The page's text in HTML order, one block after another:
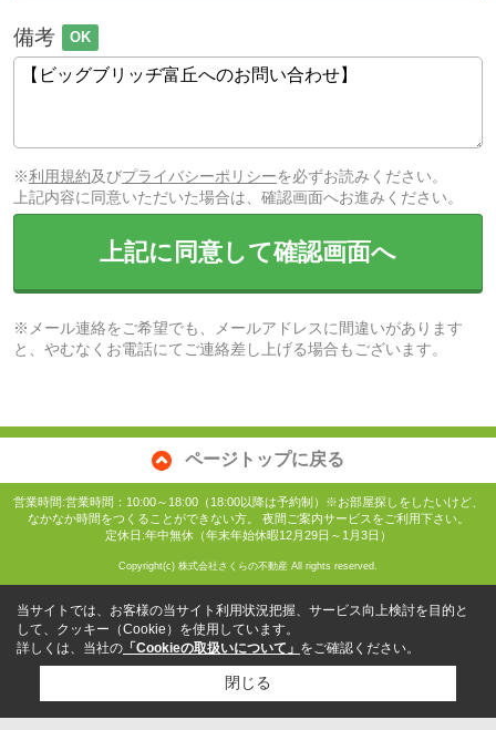
備考 OK
※利用規約及びプライバシーポリシーを必ずお読みください。
上記内容に同意いただいた場合は、確認画面へお進みください。
上記に同意して確認画面へ
※メール連絡をご希望でも、メールアドレスに間違いがあります
と、やむなくお電話にてご連絡差し上げる場合もございます。
ページトップに戻る
営業時間:営業時間：10:00～18:00（18:00以降は予約制）※お部屋探しをしたいけど、
なかなか時間をつくることができない方。 夜間ご案内サービスをご利用下さい。
定休日:年中無休（年末年始休暇12月29日～1月3日）
Copyright(c) 株式会社さくらの不動産 All rights reserved.
当サイトでは、お客様の当サイト利用状況把握、サービス向上検討を目的と
して、クッキー（Cookie）を使用しています。
詳しくは、当社の 「Cookieの取扱いについて」 をご確認ください。
閉じる